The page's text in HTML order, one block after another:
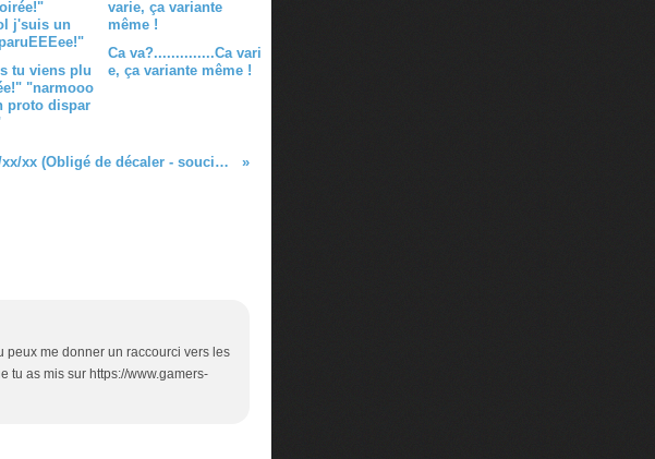
tu viens plu
"narmooo
proto dispar
Ca va?..............Ca vari
e, ça variante même !
Soirée exceptionnelle le xx/xx/xx (Obligé de décaler - soucis perso !)
peux me donner un raccourci vers les
tu as mis sur https://www.gamers-